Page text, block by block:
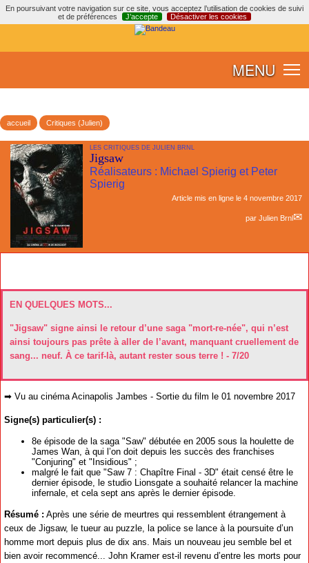
En poursuivant votre navigation sur ce site, vous acceptez l’utilisation de cookies de suivi
et de préférences
J’accepte Désactiver les cookies
MENU
accueil Critiques (Julien)
LES CRITIQUES DE JULIEN BRNL
Jigsaw
Réalisateurs : Michael Spierig et Peter
Spierig
Article mis en ligne le 4 novembre 2017
par Julien Brnl
EN QUELQUES MOTS...
"Jigsaw" signe ainsi le retour d’une saga "mort-re-née", qui n’est
ainsi toujours pas prête à aller de l’avant, manquant cruellement de
sang... neuf. À ce tarif-là, autant rester sous terre ! - 7/20
➡ Vu au cinéma Acinapolis Jambes - Sortie du film le 01 novembre 2017
Signe(s) particulier(s) :
8e épisode de la saga "Saw" débutée en 2005 sous la houlette de
James Wan, à qui l’on doit depuis les succès des franchises
"Conjuring" et "Insidious" ;
malgré le fait que "Saw 7 : Chapître Final - 3D" était censé être le
dernier épisode, le studio Lionsgate a souhaité relancer la machine
infernale, et cela sept ans après le dernier épisode.
Résumé : Après une série de meurtres qui ressemblent étrangement à
ceux de Jigsaw, le tueur au puzzle, la police se lance à la poursuite d’un
homme mort depuis plus de dix ans. Mais un nouveau jeu semble bel et
bien avoir recommencé... John Kramer est-il revenu d’entre les morts pour